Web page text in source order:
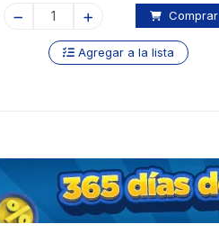
Comprar
Agregar a la lista